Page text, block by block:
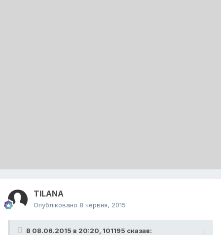
TILANA
Опубліковано 8 червня, 2015
В 08.06.2015 в 20:20, 101195 сказав: